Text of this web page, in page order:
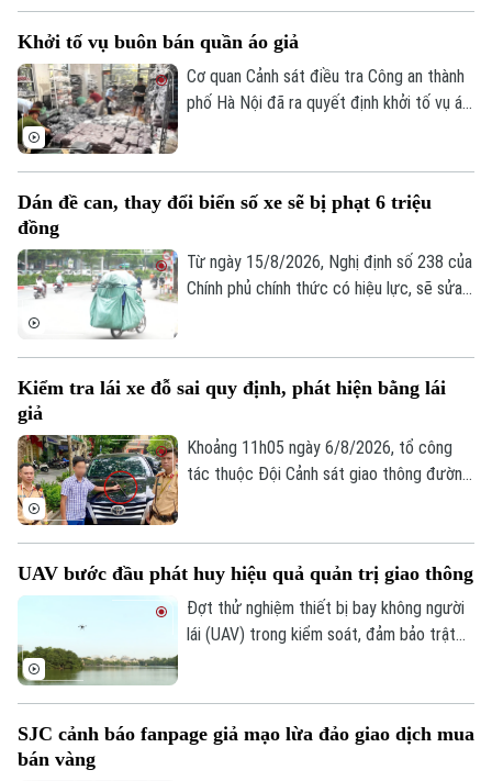
Thời trang
Âm nhạc
Khởi tố vụ buôn bán quần áo giả
Cơ quan Cảnh sát điều tra Công an thành
phố Hà Nội đã ra quyết định khởi tố vụ án,
công nghiệp".
Dán đề can, thay đổi biển số xe sẽ bị phạt 6 triệu
đồng
Từ ngày 15/8/2026, Nghị định số 238 của
Chính phủ chính thức có hiệu lực, sẽ sửa
đường bộ như: trừ điểm, phục hồi điểm
hành vi dán đề can, thay đổi biển số xe sẽ
bị phạt 6 triệu đồng.
Kiểm tra lái xe đỗ sai quy định, phát hiện bằng lái
giả
Khoảng 11h05 ngày 6/8/2026, tổ công
tác thuộc Đội Cảnh sát giao thông đường
hiệu Toyota Fortuner, biển kiểm soát 17A-
080.51 đỗ xe tại vị trí có biển cấm đỗ và
tiến hành kiểm tra theo quy định.
UAV bước đầu phát huy hiệu quả quản trị giao thông
Đợt thử nghiệm thiết bị bay không người
lái (UAV) trong kiểm soát, đảm bảo trật
không gian tầm thấp, quyết tâm xóa bỏ
SJC cảnh báo fanpage giả mạo lừa đảo giao dịch mua
bán vàng